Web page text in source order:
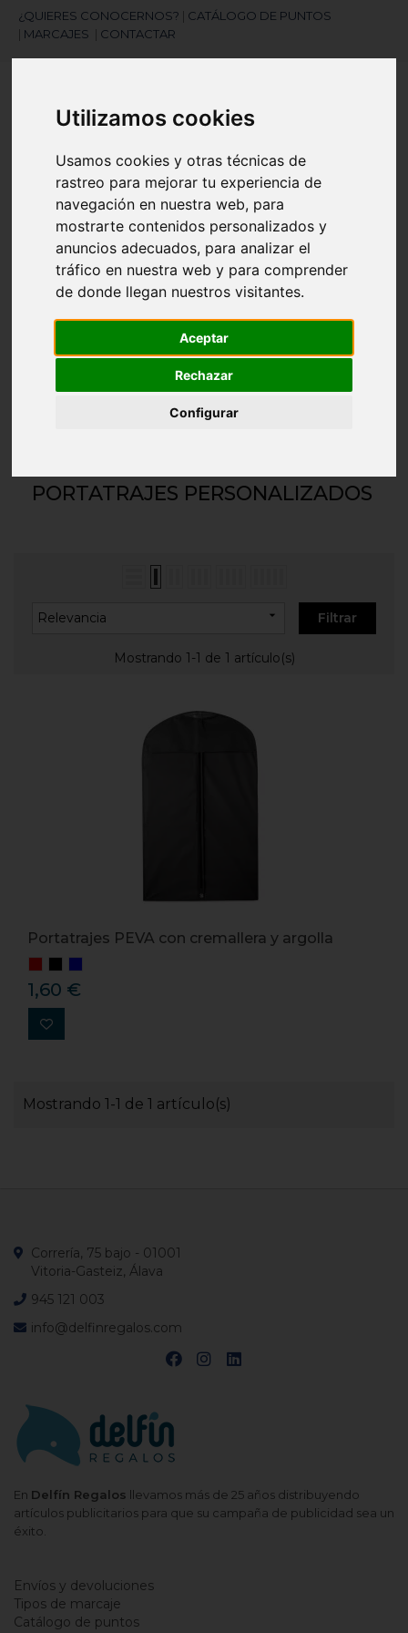
Utilizamos cookies
Usamos cookies y otras técnicas de
rastreo para mejorar tu experiencia de
navegación en nuestra web, para
mostrarte contenidos personalizados y
anuncios adecuados, para analizar el
tráfico en nuestra web y para comprender
de donde llegan nuestros visitantes.
Aceptar
Rechazar
Configurar
¿QUIERES CONOCERNOS?
CATÁLOGO DE PUNTOS
MARCAJES CONTACTAR
¿Necesitas ayuda?
945 121 003
Navegación
palanca
Artículos (0)
search
BOLSAS/MOCHILAS
PORTATRAJES PERSONALIZADOS
Relevancia  Filtrar
Mostrando 1-1 de 1 artículo(s)
Portatrajes PEVA con cremallera y argolla
1,60 €
Mostrando 1-1 de 1 artículo(s)
En Delfín Regalos llevamos más de 25 años distribuyendo
artículos publicitarios para que su campaña de publicidad sea un
éxito.
Correría, 75 bajo - 01001
Vitoria-Gasteiz, Álava
945 121 003
info@delfinregalos.com
Envíos y devoluciones
Tipos de marcaje
Catálogo de puntos